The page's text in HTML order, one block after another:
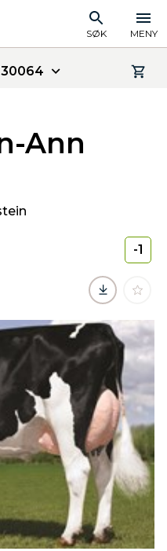
SØK MENY
30064
Ann
-1